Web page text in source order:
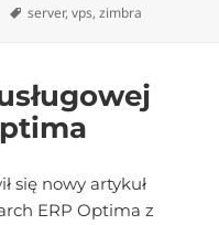
Tagi
server,vps,zimbra
się nowy artykuł
ERP Optima z